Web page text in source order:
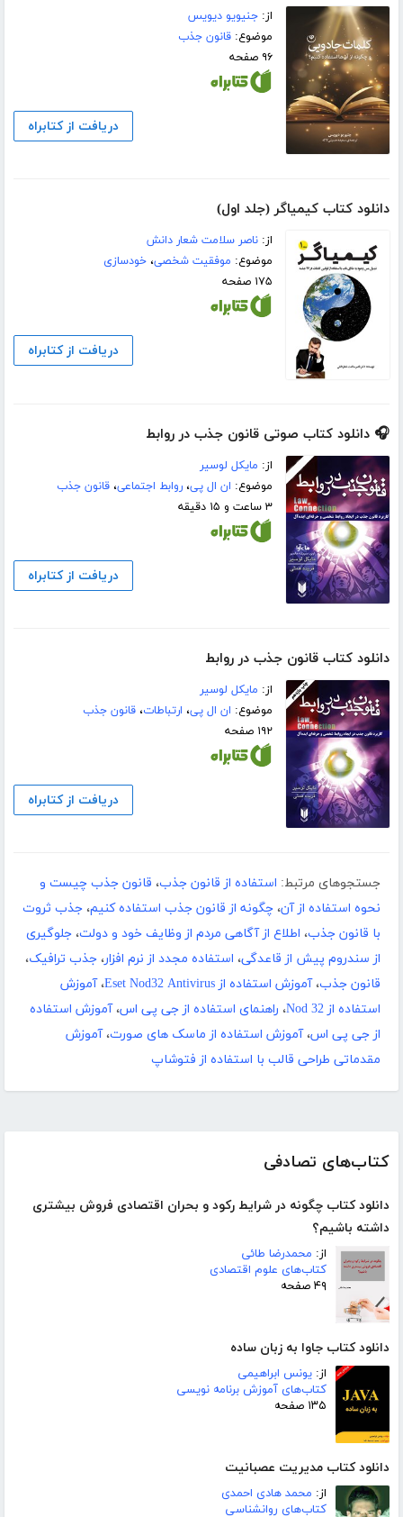
کتاب‌های تصادفی
دانلود کتاب چگونه در شرایط رکود و بحران اقتصادی فروش بیشتری
داشته باشیم؟
از: محمدرضا طائی
کتاب‌های علوم اقتصادی
۴۹ صفحه
دانلود کتاب جاوا به زبان ساده
از: یونس ابراهیمی
کتاب‌های آموزش برنامه نویسی
۱۳۵ صفحه
دانلود کتاب مدیریت عصبانیت
از: محمد هادی احمدی
کتاب‌های روانشناسی
از:جنیویو دیویس
موضوع:قانون جذب
۹۶ صفحه
دریافت از کتابراه
دانلود کتاب کیمیاگر (جلد اول)
از:ناصر سلامت شعار دانش
موضوع: موفقیت شخصی،خودسازی
۱۷۵ صفحه
دریافت از کتابراه
🎧 دانلود کتاب صوتی قانون جذب در روابط
از: مایکل لوسیر
موضوع: ان ال پی،روابط اجتماعی،قانون جذب
۳ ساعت و ۱۵ دقیقه
دریافت از کتابراه
دانلود کتاب قانون جذب در روابط
از: مایکل لوسیر
موضوع: ان ال پی، ارتباطات،قانون جذب
۱۹۲ صفحه
دریافت از کتابراه
جستجوهای مرتبط: استفاده از قانون جذب، قانون جذب چیست و
نحوه استفاده از آن، چگونه از قانون جذب استفاده کنیم، جذب ثروت
با قانون جذب، اطلاع از آگاهی مردم از وظایف خود و دولت، جلوگیری
از سندروم پیش از قاعدگی، استفاده مجدد از نرم افزار، جذب ترافیک،
قانون جذب،آموزش استفاده از Eset Nod32 Antivirus ،آموزش
استفاده از Nod 32
، راهنمای استفاده از جی پی اس،آموزش استفاده
از جی پی اس،آموزش استفاده از ماسک های صورت،آموزش
مقدماتی طراحی قالب با استفاده از فتوشاپ